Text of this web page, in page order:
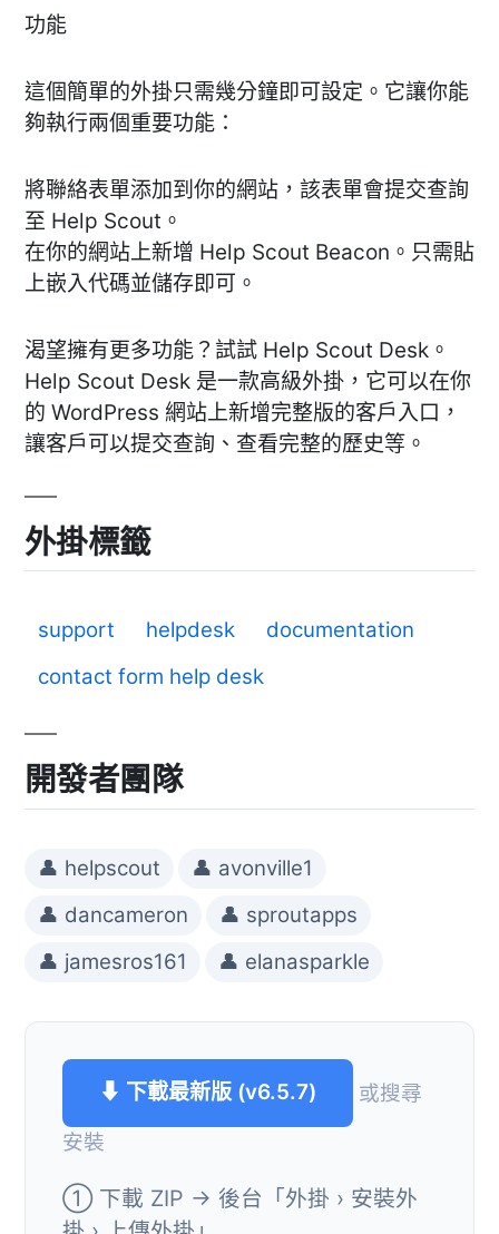
功能
這個簡單的外掛只需幾分鐘即可設定。它讓你能
夠執行兩個重要功能：
將聯絡表單添加到你的網站，該表單會提交查詢
至 Help Scout。
在你的網站上新增 Help Scout Beacon。只需貼
上嵌入代碼並儲存即可。
渴望擁有更多功能？試試 Help Scout Desk。
Help Scout Desk 是一款高級外掛，它可以在你
的 WordPress 網站上新增完整版的客戶入口，
讓客戶可以提交查詢、查看完整的歷史等。
外掛標籤
support helpdesk
documentation
contact form help desk
開發者團隊
👤 helpscout
👤 avonville1
👤 dancameron
👤 sproutapps
👤 jamesros161
👤 elanasparkle
⬇ 下載最新版 (v6.5.7)
或搜尋
安裝
① 下載 ZIP → 後台「外掛 › 安裝外